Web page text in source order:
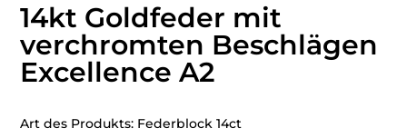
14kt Goldfeder mit
verchromten Beschlägen
Excellence A2
Art des Produkts: Federblock 14ct